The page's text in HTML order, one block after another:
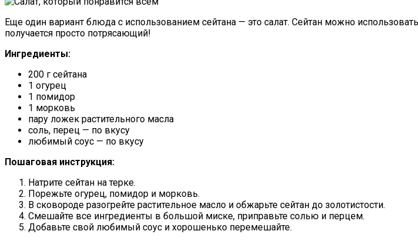
Еще один вариант блюда с использованием сейтана — это салат. Сейтан можно
получается просто потрясающий!
Ингредиенты:
200 г сейтана
1 огурец
1 помидор
1 морковь
пару ложек растительного масла
соль, перец — по вкусу
любимый соус — по вкусу
Пошаговая инструкция:
Натрите сейтан на терке.
Порежьте огурец, помидор и морковь.
В сковороде разогрейте растительное масло и обжарьте сейтан до золотистости.
Смешайте все ингредиенты в большой миске, приправьте солью и перцем.
Добавьте свой любимый соус и хорошенько перемешайте.